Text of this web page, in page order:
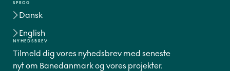
SPROG
Dansk
English
NYHEDSBREV
Tilmeld dig vores nyhedsbrev med seneste
nyt om Banedanmark og vores projekter.